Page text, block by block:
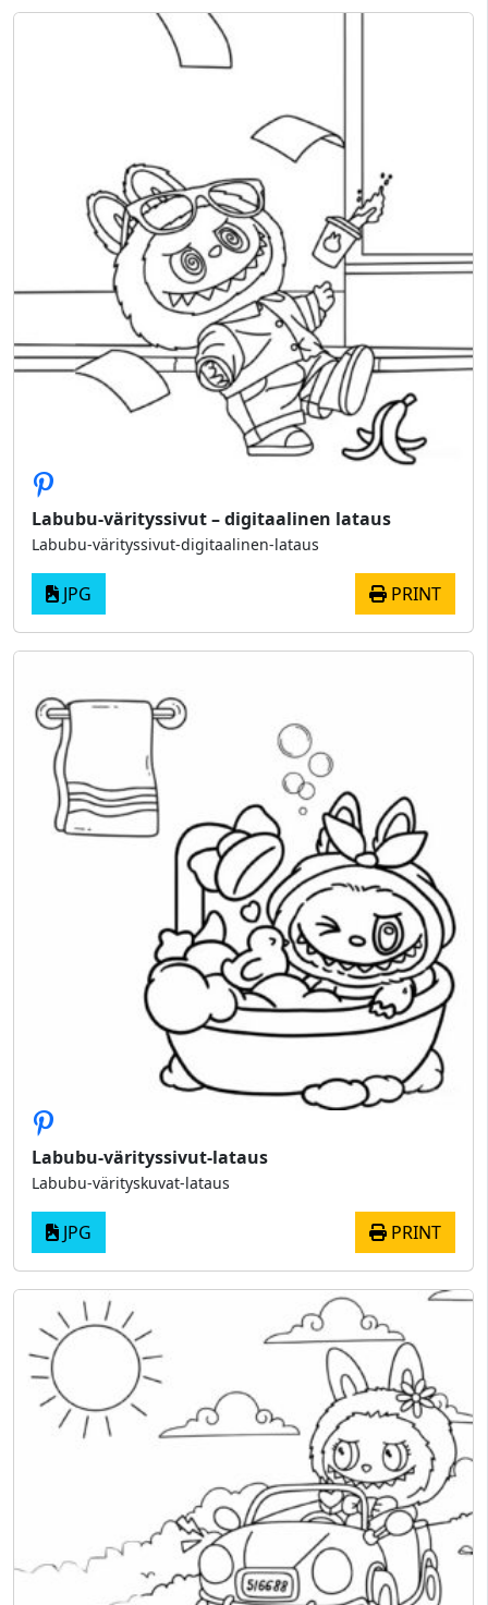
Labubu-värityssivut – digitaalinen lataus
Labubu-värityssivut-digitaalinen-lataus
JPG PRINT
Labubu-värityssivut-lataus
Labubu-värityskuvat-lataus
JPG PRINT